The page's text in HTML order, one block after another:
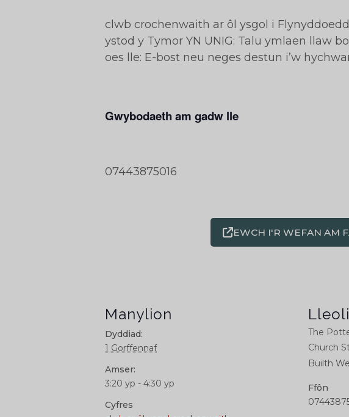
clwb crochenwaith ar ôl ysgol i
ystod y Tymor YN UNIG: Talu ymlaen llaw
oes lle: E-bost neu neges destun i’w
Gwybodaeth am gadw lle
07443875016
EWCH I'R WEFAN AM
Manylion
Dyddiad:
1 Gorffennaf
Amser:
3:20 yp - 4:30 yp
Cyfres
The
Church
Builth
Ffôn